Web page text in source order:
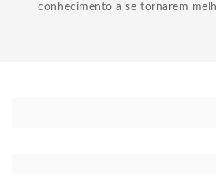
conhecimento a se tornarem